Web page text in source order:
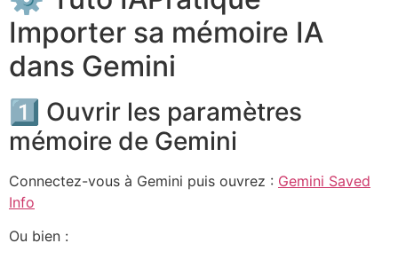
Importer sa mémoire IA
dans Gemini
1️⃣ Ouvrir les paramètres
mémoire de Gemini
Connectez-vous à Gemini puis ouvrez : Gemini Saved
Info
Ou bien :